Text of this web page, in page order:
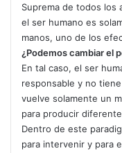
Suprema de todos los
el ser humano es
manos, uno de los
¿Podemos cambiar el
En tal caso, el ser
responsable y no
vuelve solamente un
para producir
Dentro de este
para intervenir y para